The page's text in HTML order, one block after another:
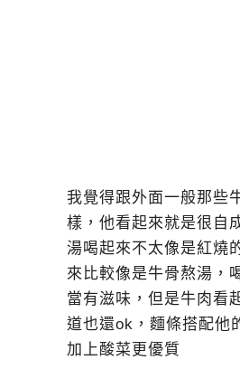
我覺得跟外面一般那些
樣，他看起來就是很自
湯喝起來不太像是紅燒
來比較像是牛骨熬湯，
當有滋味，但是牛肉看
道也還ok，麵條搭配他
加上酸菜更優質